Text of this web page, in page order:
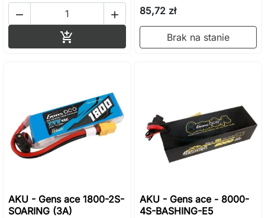
 

85,72 zł
Brak na stanie
AKU - Gens ace 1800-2S-
SOARING (3A)
AKU - Gens ace - 8000-
4S-BASHING-E5